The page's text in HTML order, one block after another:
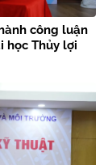
công luận
học Thủy lợi